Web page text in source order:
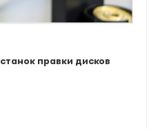
правки дисков